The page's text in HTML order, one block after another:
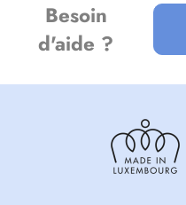
Besoin
d'aide ?